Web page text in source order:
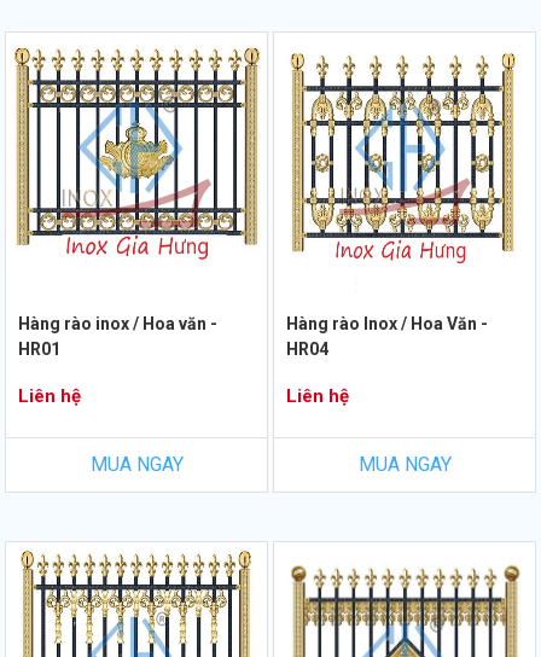
Hàng rào inox / Hoa văn -
HR01
Liên hệ
MUA NGAY
Hàng rào Inox / Hoa Văn -
HR04
Liên hệ
MUA NGAY